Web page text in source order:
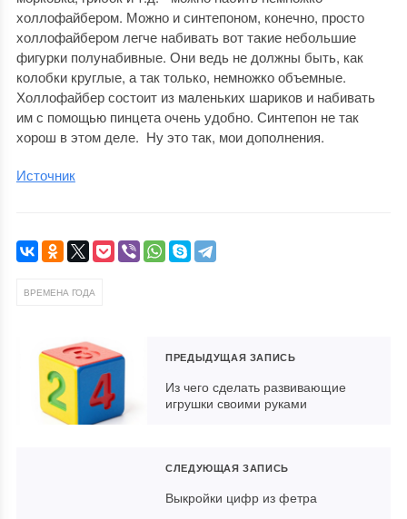
холлофайбером. Можно и синтепоном, конечно, просто
холлофайбером легче набивать вот такие небольшие
фигурки полунабивные. Они ведь не должны быть, как
колобки круглые, а так только, немножко объемные.
Холлофайбер состоит из маленьких шариков и набивать
им с помощью пинцета очень удобно. Синтепон не так
хорош в этом деле. Ну это так, мои дополнения.
Источник
ВРЕМЕНА ГОДА
ПРЕДЫДУЩАЯ ЗАПИСЬ
Из чего сделать развивающие
игрушки своими руками
СЛЕДУЮЩАЯ ЗАПИСЬ
Выкройки цифр из фетра